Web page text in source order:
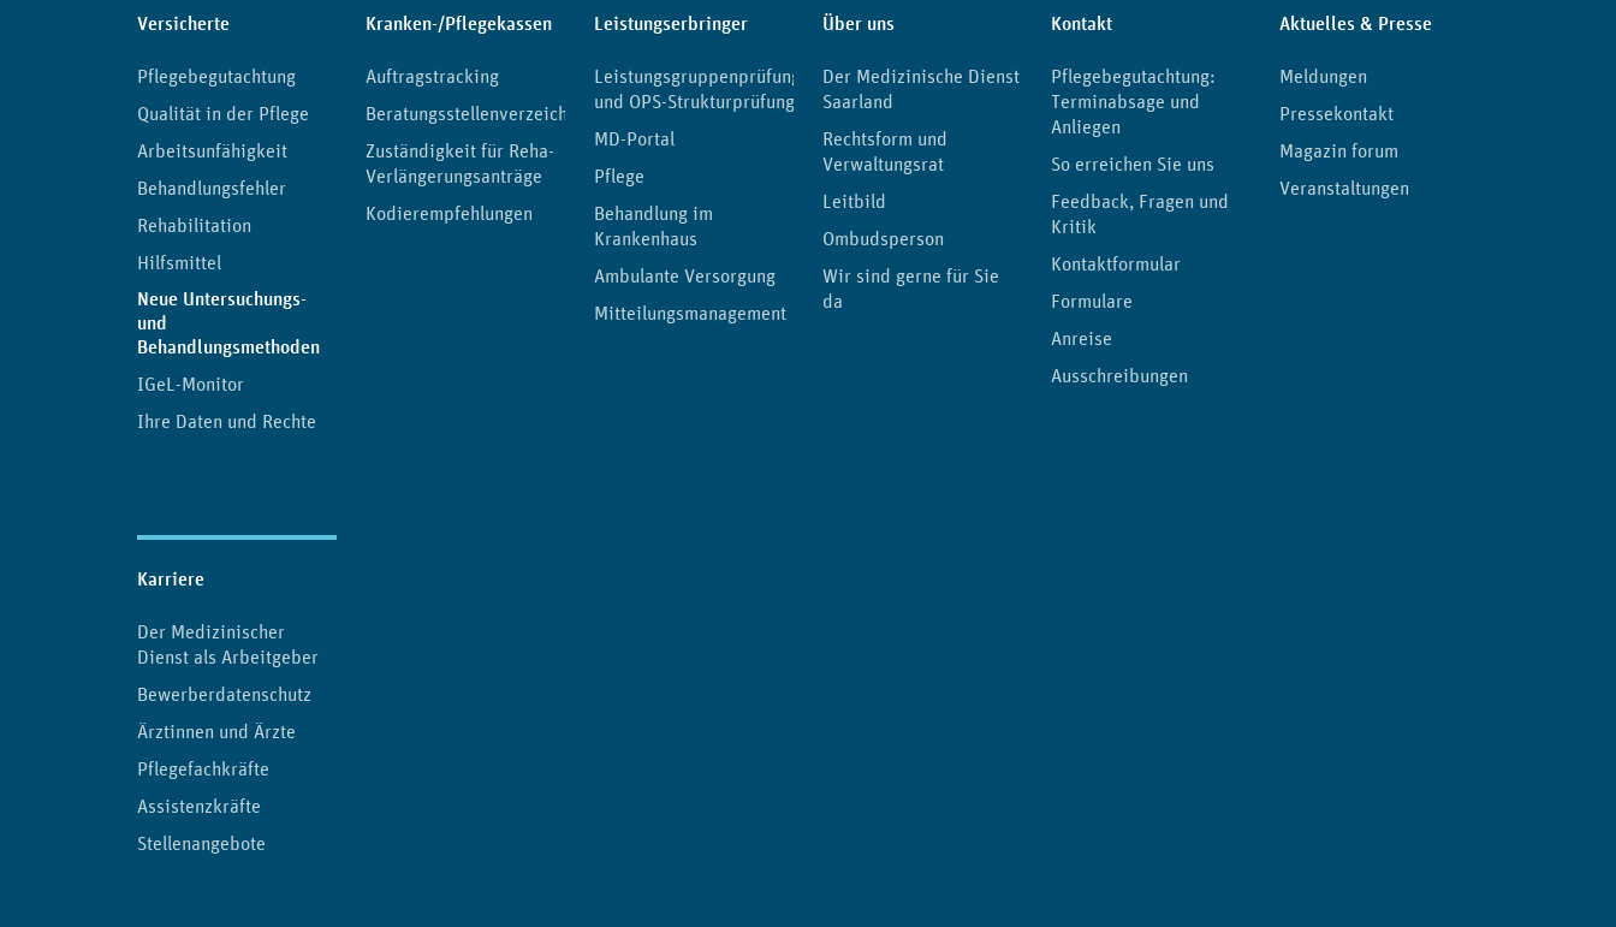
Versicherte
Pflegebegutachtung
Qualität in der Pflege
Arbeitsunfähigkeit
Behandlungsfehler
Rehabilitation
Hilfsmittel
Neue Untersuchungs-
und
Behandlungsmethoden(aktuelle Seite)
IGeL-Monitor
Ihre Daten und Rechte
Kranken-/Pflegekassen
Auftragstracking
Beratungsstellenverzeichnis
Zuständigkeit für Reha-
Verlängerungsanträge
Kodierempfehlungen
Leistungserbringer
Leistungsgruppenprüfung
und OPS-Strukturprüfung
MD-Portal
Pflege
Behandlung im
Krankenhaus
Ambulante Versorgung
Mitteilungsmanagement
Über uns
Der Medizinische Dienst
Saarland
Rechtsform und
Verwaltungsrat
Leitbild
Ombudsperson
Wir sind gerne für Sie
da
Kontakt
Pflegebegutachtung:
Terminabsage und
Anliegen
So erreichen Sie uns
Feedback, Fragen und
Kritik
Kontaktformular
Formulare
Anreise
Ausschreibungen
Aktuelles & Presse
Meldungen
Pressekontakt
Magazin forum
Veranstaltungen
Karriere
Der Medizinischer
Dienst als Arbeitgeber
Bewerberdatenschutz
Ärztinnen und Ärzte
Pflegefachkräfte
Assistenzkräfte
Stellenangebote